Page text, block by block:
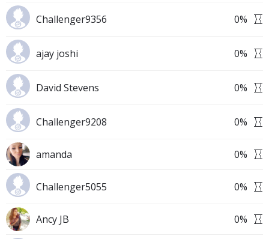
Challenger9356 0%
ajay joshi 0%
David Stevens 0%
Challenger9208 0%
amanda 0%
Challenger5055 0%
Ancy JB 0%